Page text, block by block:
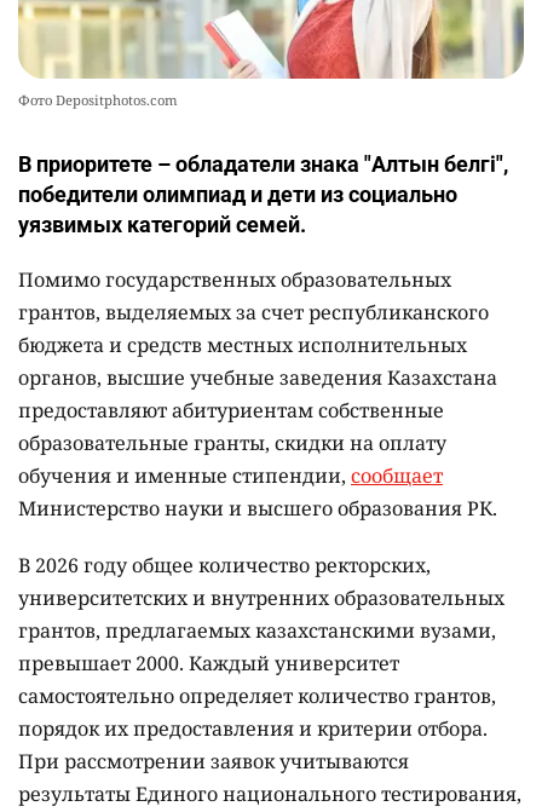
Фото Depositphotos.com
В приоритете – обладатели знака "Алтын белгі",
победители олимпиад и дети из социально
уязвимых категорий семей.
Помимо государственных образовательных
грантов, выделяемых за счет республиканского
бюджета и средств местных исполнительных
органов, высшие учебные заведения Казахстана
предоставляют абитуриентам собственные
образовательные гранты, скидки на оплату
обучения и именные стипендии, сообщает
Министерство науки и высшего образования РК.
В 2026 году общее количество ректорских,
университетских и внутренних образовательных
грантов, предлагаемых казахстанскими вузами,
превышает 2000. Каждый университет
самостоятельно определяет количество грантов,
порядок их предоставления и критерии отбора.
При рассмотрении заявок учитываются
результаты Единого национального тестирования,